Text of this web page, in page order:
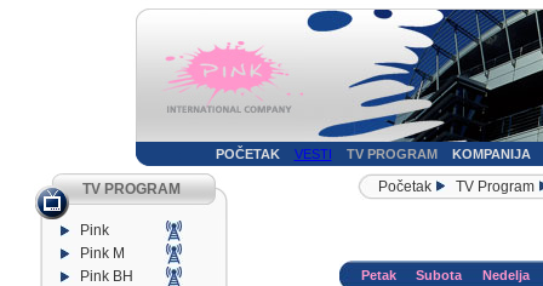
POČETAK VESTI TV PROGRAM KOMPANIJA
TV PROGRAM
Pink
Pink M
Pink BH
Početak TV Program
Petak Subota
Nedelja